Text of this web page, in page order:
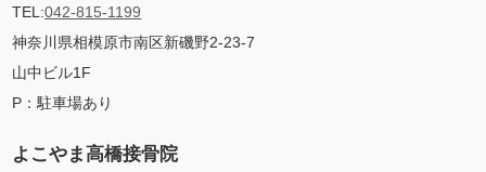
TEL:042-815-1199
神奈川県相模原市南区新磯野2-23-7
山中ビル1F
P：駐車場あり
よこやま高橋接骨院